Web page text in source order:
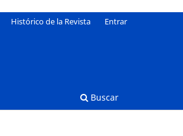
Buscar
Histórico de la Revista Entrar